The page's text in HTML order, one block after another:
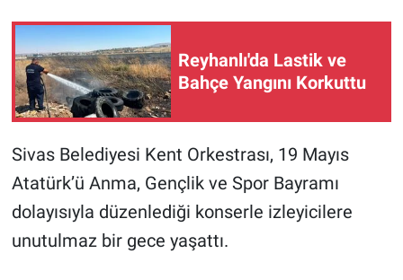
Reyhanlı'da Lastik ve
Bahçe Yangını Korkuttu
Sivas Belediyesi Kent Orkestrası, 19 Mayıs
Atatürk’ü Anma, Gençlik ve Spor Bayramı
dolayısıyla düzenlediği konserle izleyicilere
unutulmaz bir gece yaşattı.